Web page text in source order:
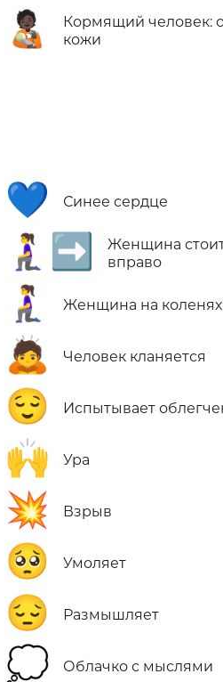
🧑🏿‍🍼
Кормящий человек:
кожи
💙 Синее сердце
🧎‍♀️‍➡️
Женщина
вправо
🧎‍♀️ Женщина на коленях
🙇 Человек кланяется
😌 Испытывает
🙌 Ура
💥 Взрыв
🥺 Умоляет
😔 Размышляет
💭 Облачко с мыслями